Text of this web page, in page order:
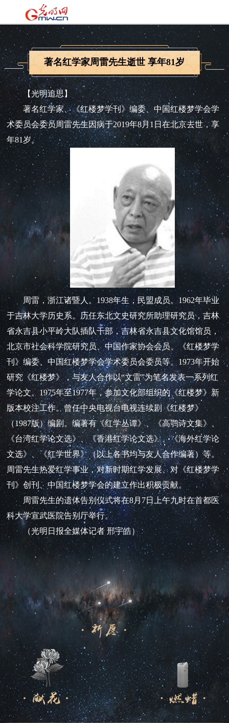
著名红学家周雷先生逝世 享年81岁
【光明追思】
著名红学家、《红楼梦学刊》编委、中国红楼梦学会学
术委员会委员周雷先生因病于2019年8月1日在北京去世，享
年81岁。
周雷，浙江诸暨人。1938年生，民盟成员。1962年毕业
于吉林大学历史系。历任东北文史研究所助理研究员，吉林
省永吉县小平岭大队插队干部，吉林省永吉县文化馆馆员，
北京市社会科学院研究员、中国作家协会会员、《红楼梦学
刊》编委、中国红楼梦学会学术委员会委员等。1973年开始
研究《红楼梦》，与友人合作以“文雷”为笔名发表一系列红
学论文。1975年至1977年，参加文化部组织的《红楼梦》新
版本校注工作。曾任中央电视台电视连续剧《红楼梦》
（1987版）编剧。编著有《红学丛谭》、《高鹗诗文集》、
《台湾红学论文选》、《香港红学论文选》、《海外红学论
文选》、《红学世界》（以上各书均与友人合作编著）等。
周雷先生热爱红学事业，对新时期红学发展、对《红楼梦学
刊》创刊、中国红楼梦学会的建立作出积极贡献。
周雷先生的遗体告别仪式将在8月7日上午九时在首都医
科大学宣武医院告别厅举行。
（光明日报全媒体记者 邢宇皓）